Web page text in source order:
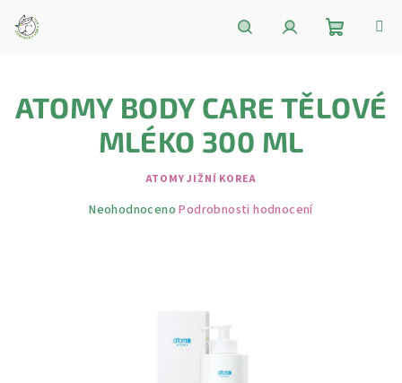
obsah
košík
ATOMY BODY CARE TĚLOVÉ
MLÉKO 300 ML
ATOMY JIŽNÍ KOREA
Průměrné
Neohodnoceno Podrobnosti hodnocení